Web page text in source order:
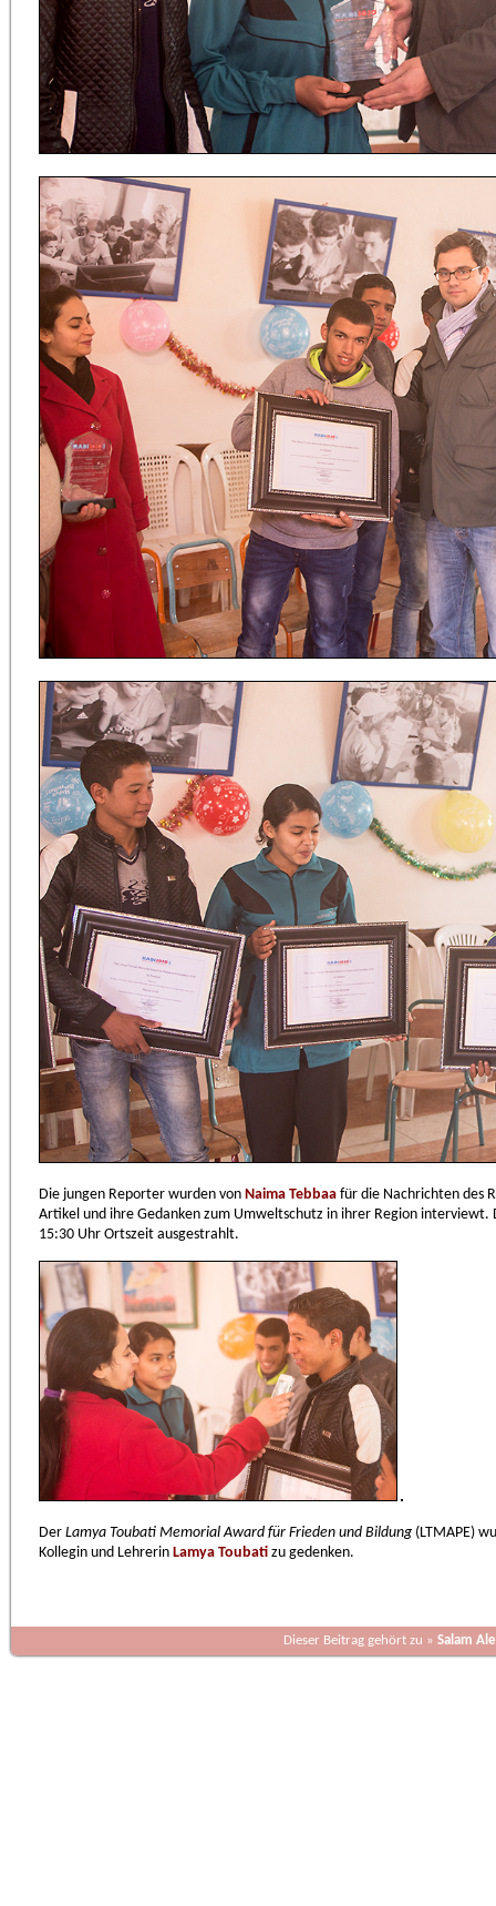
Die jungen Reporter wurden von Naima Tebbaa für die Nachrichten des
Artikel und ihre Gedanken zum Umweltschutz in ihrer Region interviewt.
15:30 Uhr Ortszeit ausgestrahlt.
Der Lamya Toubati Memorial Award für Frieden und Bildung (LTMAPE)
Kollegin und Lehrerin Lamya Toubati zu gedenken.
Dieser Beitrag gehört zu » Salam